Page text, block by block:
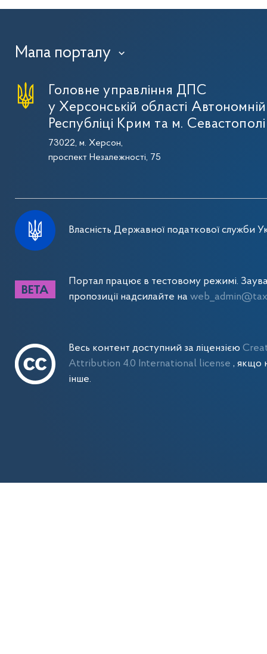
Мапа порталу ›
Головне управління ДПС
у Херсонській області Автономній
Республіці Крим та м. Севастополі
73022, м. Херсон,
проспект Незалежності, 75
Власність Державної податкової служби
Портал працює в тестовому режимі.
пропозиції надсилайте на
Весь контент доступний за ліцензією
Attribution 4.0 International license , якщо
інше.